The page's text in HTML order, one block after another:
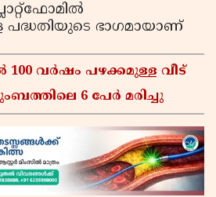
ഭാഗമായാണ്
100 വർഷം പഴക്കമുള്ള വീട്
6 പേർ മരിച്ചു